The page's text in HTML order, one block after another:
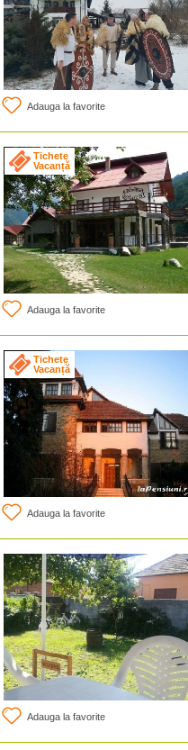
Adauga la favorite
Tichete
Vacanță
Adauga la favorite
Tichete
Vacanță
Adauga la favorite
Adauga la favorite